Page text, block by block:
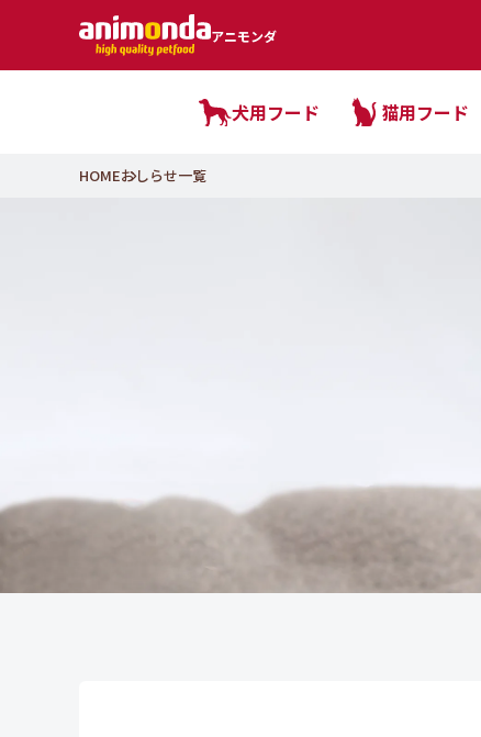
アニモンダ
犬用フード 猫用フード
HOMEおしらせ一覧